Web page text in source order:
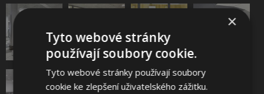
×
Tyto webové stránky
používají soubory cookie.
Tyto webové stránky používají soubory
cookie ke zlepšení uživatelského zážitku.